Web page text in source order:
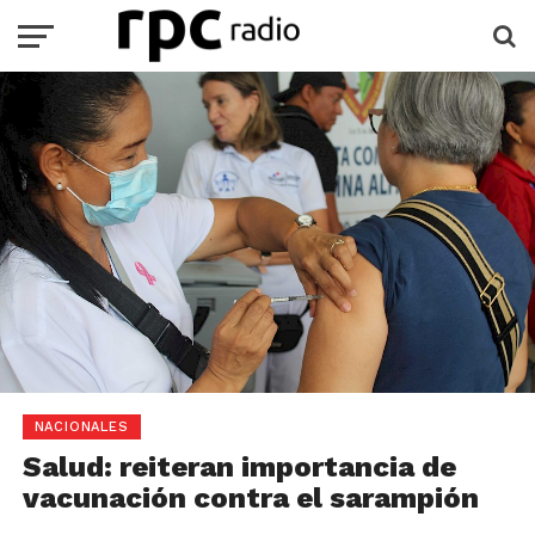
NACIONALES
Salud: reiteran importancia de
vacunación contra el sarampión